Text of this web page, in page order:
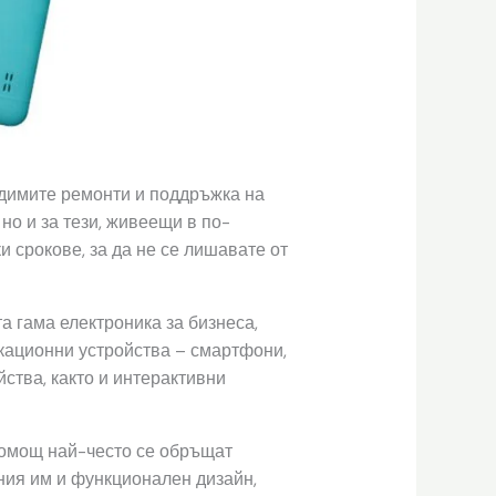
ремонти и поддръжка на
но и за тези, живеещи в по-
срокове, за да не се лишавате от
електроника за бизнеса,
устройства – смартфони,
както и интерактивни
най-често се обръщат
им и функционален дизайн,